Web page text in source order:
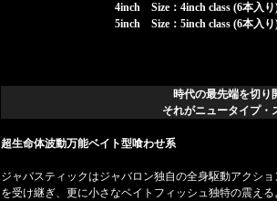
4inch Size：4inch class (6本入り
5inch Size：5inch class (6本入り
時代の最先端を切り
それがニュータイプ・
超生命体波動万能ベイト型喰わせ系
ジャバスティックはジャバロン独自の全身駆動アクシ
を受け継ぎ、更に小さなベイトフィッシュ独特の震え